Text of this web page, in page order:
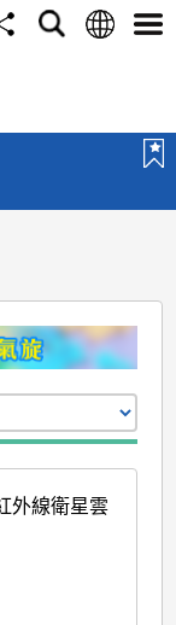
搜
語
選
外線衛星雲